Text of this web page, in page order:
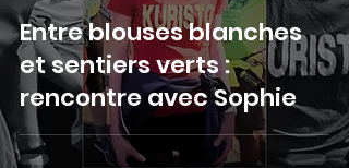
Entre blouses blanches
et sentiers verts :
rencontre avec Sophie